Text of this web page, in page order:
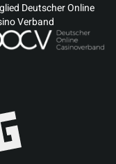
Deutscher Online
Verband